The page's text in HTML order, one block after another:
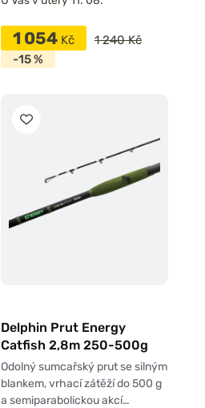
1 054 Kč
1 240 Kč
-15 %
Delphin Prut Energy
Catfish 2,8m 250-500g
Odolný sumcařský prut se silným
blankem, vrhací zátěží do 500 g
a semiparabolickou akcí…